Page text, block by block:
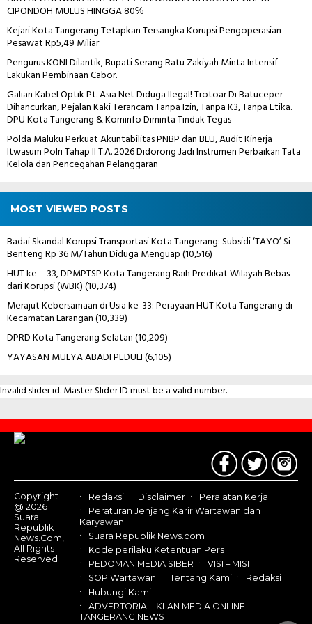
CIPONDOH MULUS HINGGA 80℅
Kejari Kota Tangerang Tetapkan Tersangka Korupsi Pengoperasian
Pesawat Rp5,49 Miliar
Pengurus KONI Dilantik, Bupati Serang Ratu Zakiyah Minta Intensif
Lakukan Pembinaan Cabor.
Galian Kabel Optik Pt. Asia Net Diduga Ilegal! Trotoar Di Batuceper
Dihancurkan, Pejalan Kaki Terancam Tanpa Izin, Tanpa K3, Tanpa Etika.
DPU Kota Tangerang & Kominfo Diminta Tindak Tegas
Polda Maluku Perkuat Akuntabilitas PNBP dan BLU, Audit Kinerja
Itwasum Polri Tahap II T.A. 2026 Didorong Jadi Instrumen Perbaikan Tata
Kelola dan Pencegahan Pelanggaran
MOST VIEWED POSTS
Badai Skandal Korupsi Transportasi Kota Tangerang: Subsidi ‘TAYO’ Si
Benteng Rp 36 M/Tahun Diduga Menguap(10,516)
HUT ke – 33, DPMPTSP Kota Tangerang Raih Predikat Wilayah Bebas
dari Korupsi (WBK)(10,374)
Merajut Kebersamaan di Usia ke-33: Perayaan HUT Kota Tangerang di
Kecamatan Larangan(10,339)
DPRD Kota Tangerang Selatan(10,209)
YAYASAN MULYA ABADI PEDULI(6,105)
Invalid slider id. Master Slider ID must be a valid number.
Contact
Us
Copyright
@ 2026
Suara
Republik
News.Com,
All Rights
Reserved
Redaksi Disclaimer
Peralatan Kerja
Peraturan Jenjang Karir Wartawan dan
Karyawan
Suara Republik News.com
Kode perilaku Ketentuan Pers
PEDOMAN MEDIA SIBER
VISI – MISI
SOP Wartawan
Tentang Kami
Redaksi
Hubungi Kami
ADVERTORIAL IKLAN MEDIA ONLINE
TANGERANG NEWS